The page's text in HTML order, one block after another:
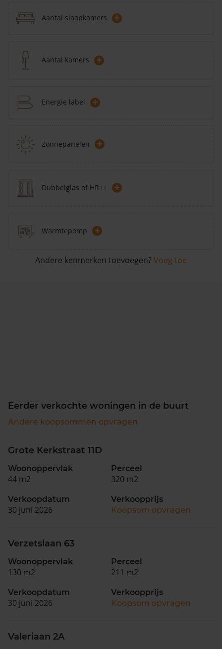
Aantal slaapkamers +
Aantal kamers +
Energie label +
Zonnepanelen +
Dubbelglas of HR++ +
Warmtepomp +
Andere kenmerken toevoegen? Voeg toe
Eerder verkochte woningen in de buurt
Andere koopsommen opvragen
Grote Kerkstraat 11D
Woonoppervlak
44 m2
Perceel
320 m2
Verkoopdatum
30 juni 2026
Verkoopprijs
Koopsom opvragen
Verzetslaan 63
Woonoppervlak
130 m2
Perceel
211 m2
Verkoopdatum
30 juni 2026
Verkoopprijs
Koopsom opvragen
Valeriaan 2A